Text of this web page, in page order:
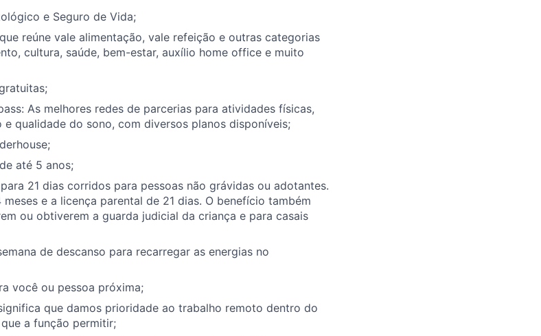
e Seguro de Vida;
reúne vale alimentação, vale refeição e outras categorias
cultura, saúde, bem-estar, auxílio home office e muito
As melhores redes de parcerias para atividades físicas,
e qualidade do sono, com diversos planos disponíveis;
até 5 anos;
21 dias corridos para pessoas não grávidas ou adotantes.
e a licença parental de 21 dias. O benefício também
ou obtiverem a guarda judicial da criança e para casais
de descanso para recarregar as energias no
você ou pessoa próxima;
que damos prioridade ao trabalho remoto dentro do
a função permitir;